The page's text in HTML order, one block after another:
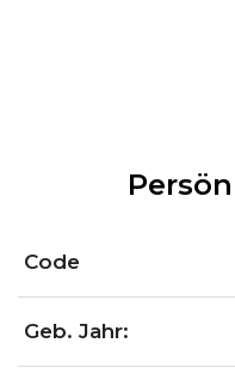
Code
Geb. Jahr: